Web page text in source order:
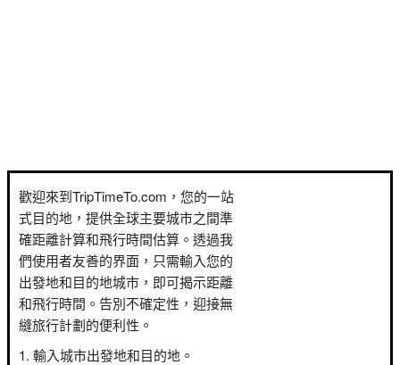
歡迎來到TripTimeTo.com，您的一站
式目的地，提供全球主要城市之間準
確距離計算和飛行時間估算。透過我
們使用者友善的界面，只需輸入您的
出發地和目的地城市，即可揭示距離
和飛行時間。告別不確定性，迎接無
縫旅行計劃的便利性。
輸入城市出發地和目的地。